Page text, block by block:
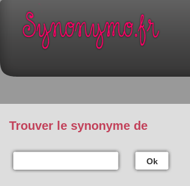
Trouver le synonyme de
Ok